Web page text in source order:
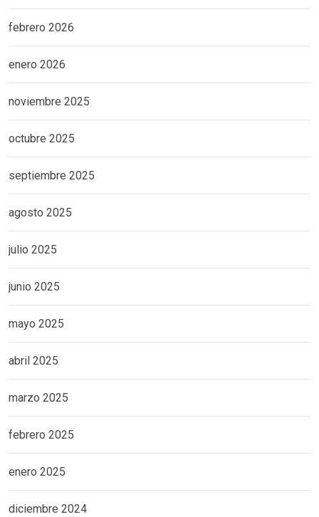
febrero 2026
enero 2026
noviembre 2025
octubre 2025
septiembre 2025
agosto 2025
julio 2025
junio 2025
mayo 2025
abril 2025
marzo 2025
febrero 2025
enero 2025
diciembre 2024